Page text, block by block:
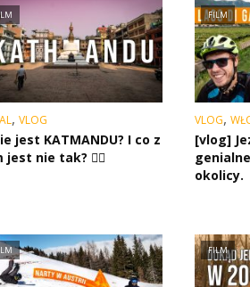
, VLOG
jest KATMANDU? I co z
jest nie tak? 🤷‍♂️
FILM
VLOG,
[vlog]
okolicy.
FILM